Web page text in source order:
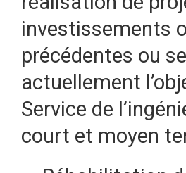
investissements
précédentes ou
actuellement
Service de
court et moyen